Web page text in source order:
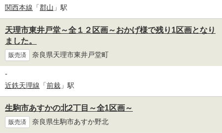
関西本線 「郡山 」駅
天理市東井戸堂～全１２区画～おかげ様で残り1区画となり
ました。
販売済 奈良県天理市東井戸堂町
-
近鉄天理線 「前栽 」駅
生駒市あすかの北2丁目～全1区画～
販売済 奈良県生駒市あすか野北